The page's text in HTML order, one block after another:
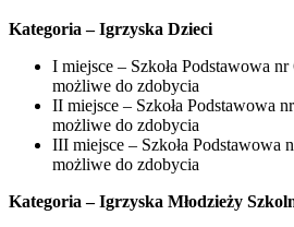
Kategoria – Igrzyska Dzieci
I miejsce – Szkoła Podstawowa
możliwe do zdobycia
II miejsce – Szkoła Podstawowa
możliwe do zdobycia
III miejsce – Szkoła Podstawowa
możliwe do zdobycia
Kategoria – Igrzyska Młodzieży